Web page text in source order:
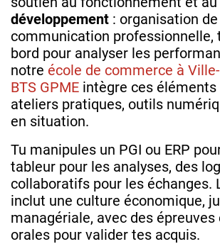
développement : organisation de
communication professionnelle,
bord pour analyser les
notre école de commerce à
BTS GPME intègre ces éléments
ateliers pratiques, outils
en situation.
Tu manipules un PGI ou ERP
tableur pour les analyses, des
collaboratifs pour les échanges.
inclut une culture économique,
managériale, avec des
orales pour valider tes acquis.